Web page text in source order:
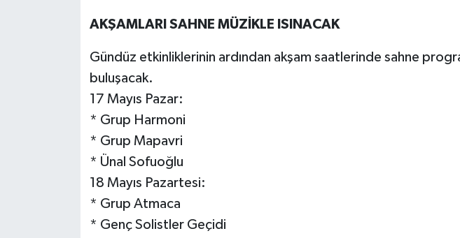
AKŞAMLARI SAHNE MÜZİKLE ISINACAK
Gündüz etkinliklerinin ardından akşam saatlerinde sahne
buluşacak.
17 Mayıs Pazar:
* Grup Harmoni
* Grup Mapavri
* Ünal Sofuoğlu
18 Mayıs Pazartesi:
* Grup Atmaca
* Genç Solistler Geçidi